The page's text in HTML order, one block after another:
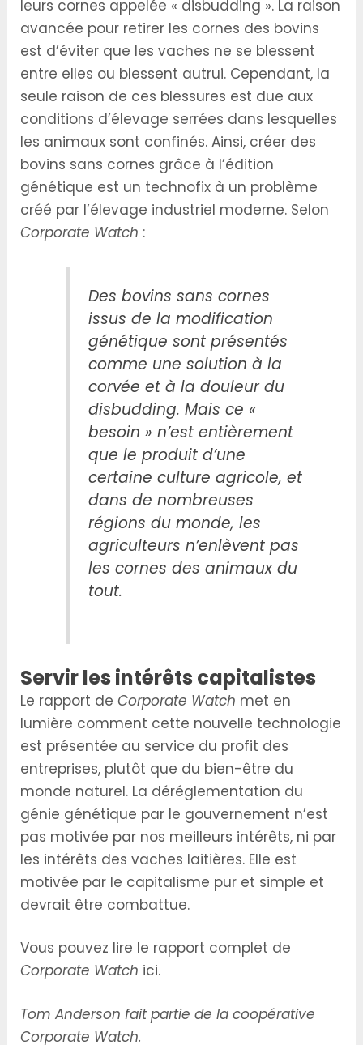
leurs cornes appelée « disbudding ». La raison
avancée pour retirer les cornes des bovins
est d’éviter que les vaches ne se blessent
entre elles ou blessent autrui. Cependant, la
seule raison de ces blessures est due aux
conditions d’élevage serrées dans lesquelles
les animaux sont confinés. Ainsi, créer des
bovins sans cornes grâce à l’édition
génétique est un technofix à un problème
créé par l’élevage industriel moderne. Selon
Corporate Watch :
Des bovins sans cornes
issus de la modification
génétique sont présentés
comme une solution à la
corvée et à la douleur du
disbudding. Mais ce «
besoin » n’est entièrement
que le produit d’une
certaine culture agricole, et
dans de nombreuses
régions du monde, les
agriculteurs n’enlèvent pas
les cornes des animaux du
tout.
Servir les intérêts capitalistes
Le rapport deCorporate Watch met en
lumière comment cette nouvelle technologie
est présentée au service du profit des
entreprises, plutôt que du bien-être du
monde naturel. La déréglementation du
génie génétique par le gouvernement n’est
pas motivée par nos meilleurs intérêts, ni par
les intérêts des vaches laitières. Elle est
motivée par le capitalisme pur et simple et
devrait être combattue.
Vous pouvez lire le rapport complet de
Corporate Watch ici.
Tom Anderson fait partie de la coopérative
Corporate Watch.